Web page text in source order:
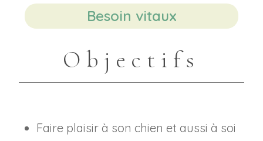
Besoin vitaux
Objectifs
Faire plaisir à son chien et aussi à soi